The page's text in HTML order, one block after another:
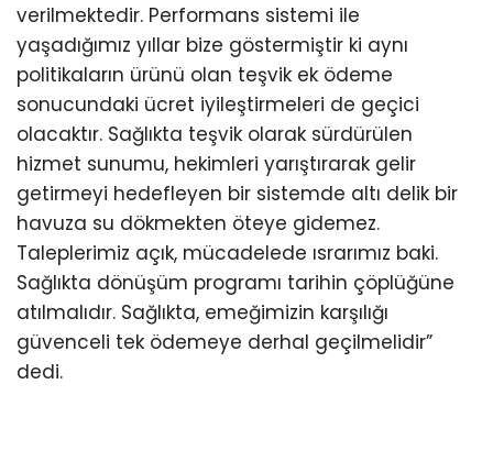
verilmektedir. Performans sistemi ile
yaşadığımız yıllar bize göstermiştir ki aynı
politikaların ürünü olan teşvik ek ödeme
sonucundaki ücret iyileştirmeleri de geçici
olacaktır. Sağlıkta teşvik olarak sürdürülen
hizmet sunumu, hekimleri yarıştırarak gelir
getirmeyi hedefleyen bir sistemde altı delik bir
havuza su dökmekten öteye gidemez.
Taleplerimiz açık, mücadelede ısrarımız baki.
Sağlıkta dönüşüm programı tarihin çöplüğüne
atılmalıdır. Sağlıkta, emeğimizin karşılığı
güvenceli tek ödemeye derhal geçilmelidir”
dedi.